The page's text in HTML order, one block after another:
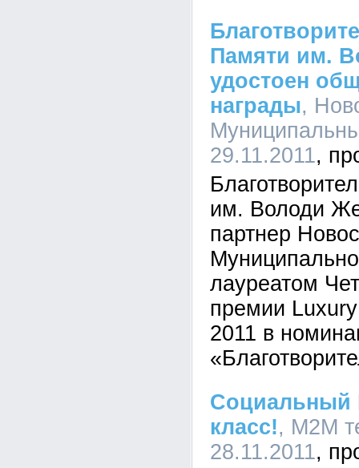
Памяти им.
удостоен
награды,
29.11.2011
им. Володи
партнер
лауреатом
премии
2011 в
класс!, М2М
28.11.2011